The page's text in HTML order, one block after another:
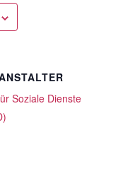
Soziale Dienste